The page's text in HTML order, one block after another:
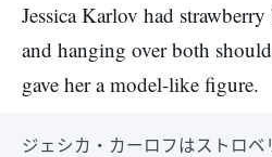
Jessica Karlov had
and hanging over both
gave her a model-like figure.
ジェシカ・カーロフはストロ